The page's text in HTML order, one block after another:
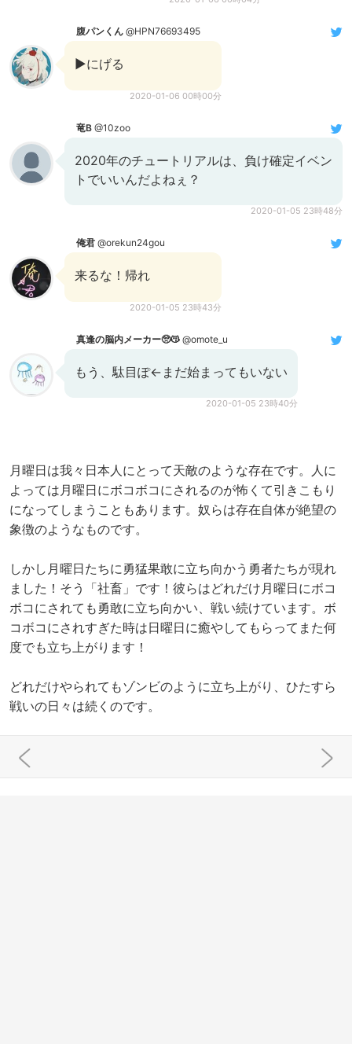
腹パンくん @HPN76693495
▶️にげる
2020-01-06 00時00分
竜B @10zoo
2020年のチュートリアルは、負け確定イベン
トでいいんだよねぇ？
2020-01-05 23時48分
俺君 @orekun24gou
来るな！帰れ
2020-01-05 23時43分
真逢の脳内メーカー🥺😽 @omote_u
もう、駄目ぽ←まだ始まってもいない
2020-01-05 23時40分
月曜日は我々日本人にとって天敵のような存在です。人に
よっては月曜日にボコボコにされるのが怖くて引きこもり
になってしまうこともあります。奴らは存在自体が絶望の
象徴のようなものです。
しかし月曜日たちに勇猛果敢に立ち向かう勇者たちが現れ
ました！そう「社畜」です！彼らはどれだけ月曜日にボコ
ボコにされても勇敢に立ち向かい、戦い続けています。ボ
コボコにされすぎた時は日曜日に癒やしてもらってまた何
度でも立ち上がります！
どれだけやられてもゾンビのように立ち上がり、ひたすら
戦いの日々は続くのです。